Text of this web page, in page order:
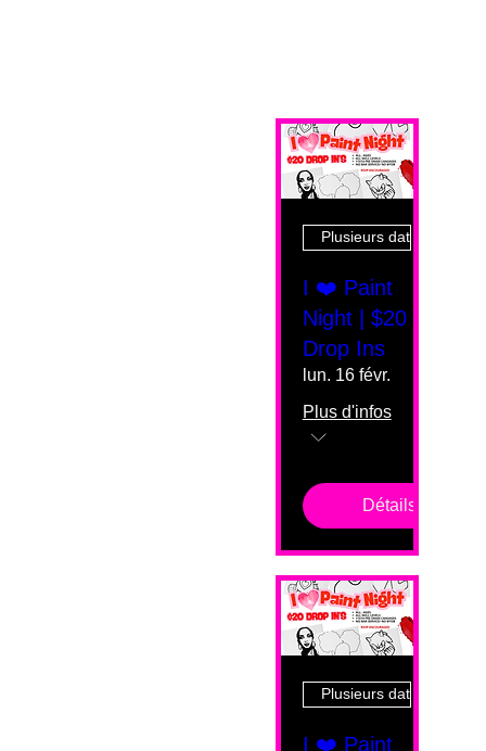
Plusieurs dates
I ❤️ Paint
Night | $20
Drop Ins
lun. 16 févr.
Plus d'infos
Détails
Plusieurs dates
I ❤️ Paint